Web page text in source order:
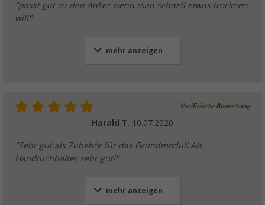
"passt gut zu den Anker wenn man schnell etwas trocknen
will"
mehr anzeigen
Verifizierte Bewertung
Harald T. 10.07.2020
"Sehr gut als Zubehör für das Grundmodul! Als
Handtuchhalter sehr gut!"
mehr anzeigen